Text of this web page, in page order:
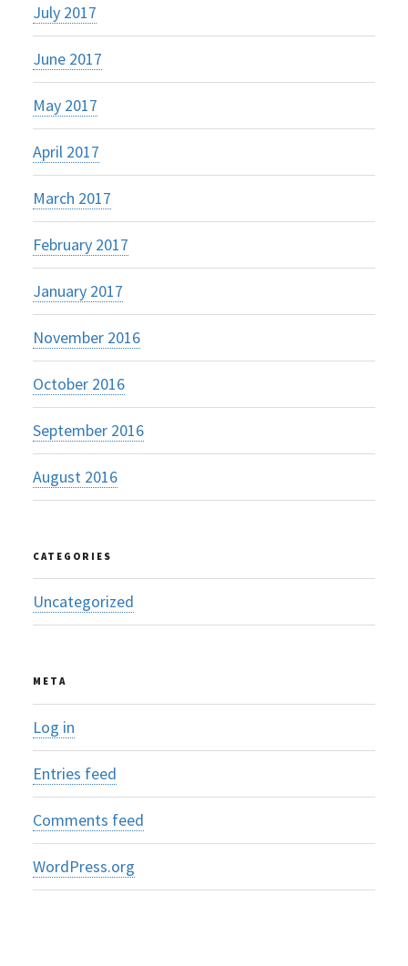
July 2017
June 2017
May 2017
April 2017
March 2017
February 2017
January 2017
November 2016
October 2016
September 2016
August 2016
CATEGORIES
Uncategorized
META
Log in
Entries feed
Comments feed
WordPress.org